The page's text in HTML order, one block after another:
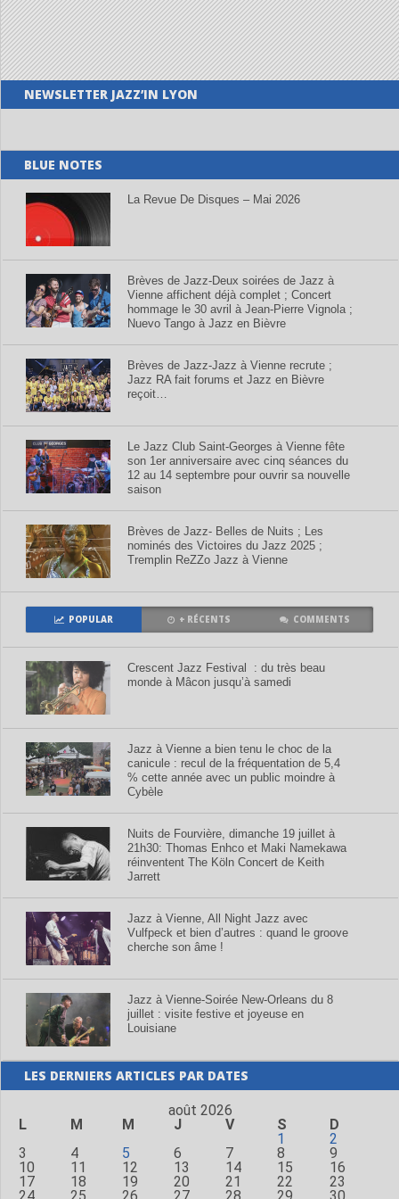
NEWSLETTER JAZZ’IN LYON
BLUE NOTES
La Revue De Disques – Mai 2026
Brèves de Jazz-Deux soirées de Jazz à
Vienne affichent déjà complet ; Concert
hommage le 30 avril à Jean-Pierre Vignola ;
Nuevo Tango à Jazz en Bièvre
Brèves de Jazz-Jazz à Vienne recrute ;
Jazz RA fait forums et Jazz en Bièvre
reçoit…
Le Jazz Club Saint-Georges à Vienne fête
son 1er anniversaire avec cinq séances du
12 au 14 septembre pour ouvrir sa nouvelle
saison
Brèves de Jazz- Belles de Nuits ; Les
nominés des Victoires du Jazz 2025 ;
Tremplin ReZZo Jazz à Vienne
POPULAR + RÉCENTS COMMENTS
Crescent Jazz Festival : du très beau
monde à Mâcon jusqu’à samedi
Jazz à Vienne a bien tenu le choc de la
canicule : recul de la fréquentation de 5,4
% cette année avec un public moindre à
Cybèle
Nuits de Fourvière, dimanche 19 juillet à
21h30: Thomas Enhco et Maki Namekawa
réinventent The Köln Concert de Keith
Jarrett
Jazz à Vienne, All Night Jazz avec
Vulfpeck et bien d’autres : quand le groove
cherche son âme !
Jazz à Vienne-Soirée New-Orleans du 8
juillet : visite festive et joyeuse en
Louisiane
LES DERNIERS ARTICLES PAR DATES
août 2026
L
M M J V S
D
1
2
3
4 5 6 7 8
9
10
11 12 13 14 15
16
17
18 19 20 21 22
23